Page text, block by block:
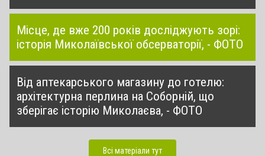
Місце, де вже 200 років досліджують зорі:
історія Миколаївської обсерваторії, - ФОТО
Від аптекарського магазину до готелю:
архітектурна перлина на Соборній, що
зберігає історію Миколаєва, - ФОТО
Всі матеріали тут